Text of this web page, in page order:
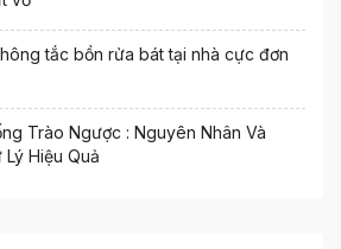
tắc bồn rửa bát tại nhà cực đơn
Trào Ngược : Nguyên Nhân Và
Hiệu Quả